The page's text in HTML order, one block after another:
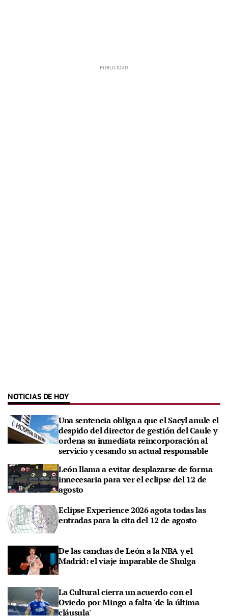
NOTICIAS DE HOY
Una sentencia obliga a que el Sacyl anule el
despido del director de gestión del Caule y
ordena su inmediata reincorporación al
servicio y cesando su actual responsable
León llama a evitar desplazarse de forma
innecesaria para ver el eclipse del 12 de
agosto
Eclipse Experience 2026 agota todas las
entradas para la cita del 12 de agosto
De las canchas de León a la NBA y el
Madrid: el viaje imparable de Shulga
La Cultural cierra un acuerdo con el
Oviedo por Mingo a falta 'de la última
cláusula'